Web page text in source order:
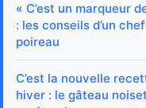
« C’est un marqueur
: les conseils d’un
poireau
C’est la nouvelle
hiver : le gâteau